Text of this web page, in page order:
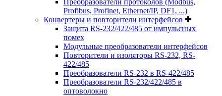
Profibus, Profinet, Ethernet/IP, DF1, ...)
Конвертеры и повторители интерфейсов
Защита RS-232/422/485 от импульсных
помех
Модульные преобразователи интерфейсов
Повторители и изоляторы RS-232, RS-
422/485
Преобразователи RS-232 в RS-422/485
Преобразователи RS-232/422/485 в
оптоволокно